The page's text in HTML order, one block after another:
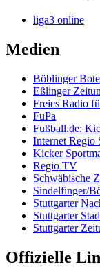
liga3 online
Medien
Böblinger Bote
Eßlinger
Freies Radio
FuPa
Fußball.de:
Internet Regio
Kicker
Regio TV
Schwäbische
Sindelfinger/
Stuttgarter
Stuttgarter
Stuttgarter
Offizielle